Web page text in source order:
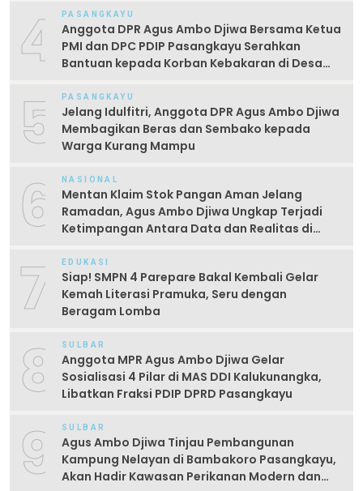
4 PASANGKAYU
Anggota DPR Agus Ambo Djiwa Bersama Ketua
PMI dan DPC PDIP Pasangkayu Serahkan
Bantuan kepada Korban Kebakaran di Desa
5 PASANGKAYU
Jelang Idulfitri, Anggota DPR Agus Ambo Djiwa
Membagikan Beras dan Sembako kepada
Warga Kurang Mampu
6 NASIONAL
Mentan Klaim Stok Pangan Aman Jelang
Ramadan, Agus Ambo Djiwa Ungkap Terjadi
Ketimpangan Antara Data dan Realitas di
7 EDUKASI
Siap! SMPN 4 Parepare Bakal Kembali Gelar
Kemah Literasi Pramuka, Seru dengan
Beragam Lomba
8 SULBAR
Anggota MPR Agus Ambo Djiwa Gelar
Sosialisasi 4 Pilar di MAS DDI Kalukunangka,
Libatkan Fraksi PDIP DPRD Pasangkayu
9 SULBAR
Agus Ambo Djiwa Tinjau Pembangunan
Kampung Nelayan di Bambakoro Pasangkayu,
Akan Hadir Kawasan Perikanan Modern dan